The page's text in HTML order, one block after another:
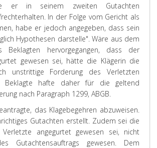
er in seinem zweiten Gutachten
In der Folge vom Gericht als
habe er jedoch angegeben, dass sein
Hypothesen darstelle". Wäre aus dem
Beklagten hervorgegangen, dass der
gewesen sei, hätte die Klägerin die
unstrittige Forderung des Verletzten
Beklagte hafte daher für die geltend
nach Paragraph 1299, ABGB.
das Klagebegehren abzuweisen.
Gutachten erstellt. Zudem sei die
angegurtet gewesen sei, nicht
Gutachtensauftrags gewesen. Dem